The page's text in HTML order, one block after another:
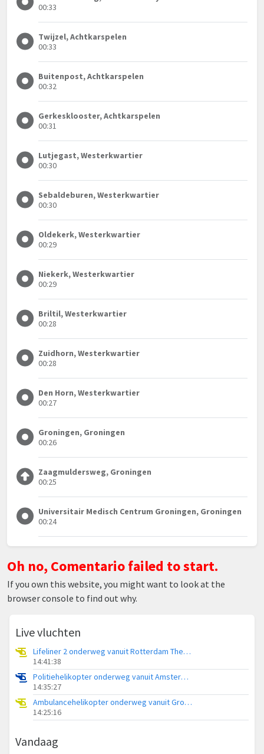
00:33
Twijzel, Achtkarspelen
00:33
Buitenpost, Achtkarspelen
00:32
Gerkesklooster, Achtkarspelen
00:31
Lutjegast, Westerkwartier
00:30
Sebaldeburen, Westerkwartier
00:30
Oldekerk, Westerkwartier
00:29
Niekerk, Westerkwartier
00:29
Briltil, Westerkwartier
00:28
Zuidhorn, Westerkwartier
00:28
Den Horn, Westerkwartier
00:27
Groningen, Groningen
00:26
Zaagmuldersweg, Groningen
00:25
Universitair Medisch Centrum Groningen, Groningen
00:24
Oh no, Comentario failed to start.
If you own this website, you might want to look at the
browser console to find out why.
Live vluchten
Lifeliner 2 onderweg vanuit Rotterdam The Hague Airport
14:41:38
Politiehelikopter onderweg vanuit Amsterdam Vliegveld Schiphol
14:35:27
Ambulancehelikopter onderweg vanuit Groningen Airport Eelde
14:25:16
Vandaag